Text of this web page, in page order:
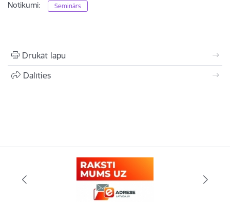
Notikumi: Seminārs
Drukāt lapu
Dalīties